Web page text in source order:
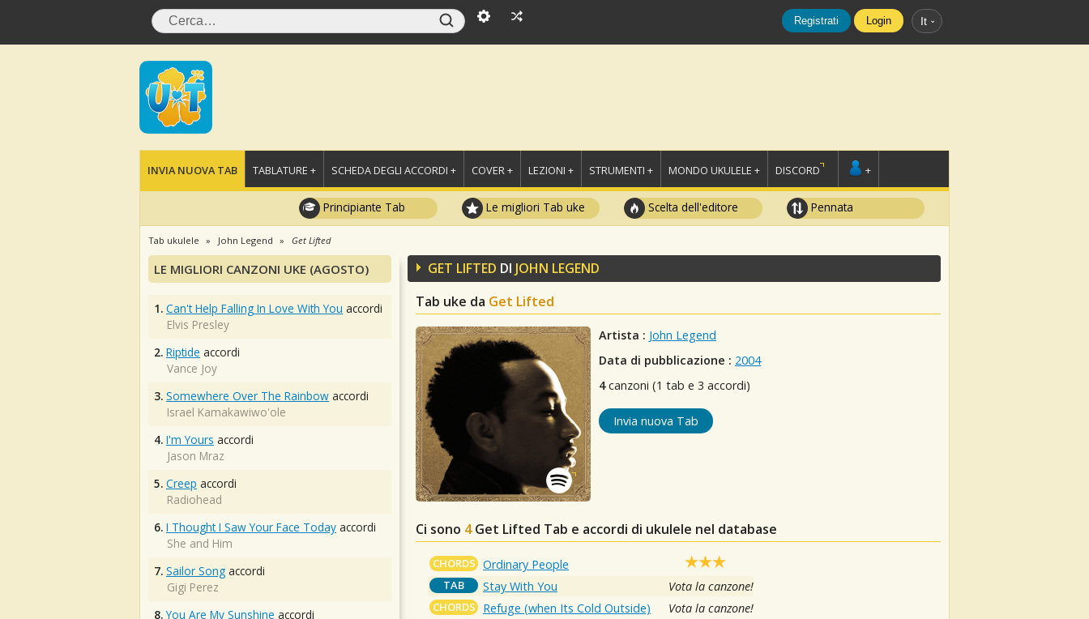
Registrati Login It
INVIA NUOVA TAB TABLATURE + SCHEDA DEGLI ACCORDI + COVER + LEZIONI + STRUMENTI + MONDO UKULELE + DISCORD +
Principiante Tab Le migliori Tab uke Scelta dell'editore Pennata
Tab ukulele John Legend Get Lifted
GET LIFTED DI JOHN LEGEND
Tab uke da Get Lifted
Artista : John Legend
Data di pubblicazione : 2004
4canzoni (1 tab e 3 accordi)
Invia nuova Tab
Ci sono 4 Get Lifted Tab e accordi di ukulele nel database
CHORDS Ordinary People
TAB Stay With You Vota la canzone!
CHORDS Refuge (when Its Cold Outside) Vota la canzone!
LE MIGLIORI CANZONI UKE (AGOSTO)
1. Can't Help Falling In Love With You accordi
Elvis Presley
2. Riptide accordi
Vance Joy
3. Somewhere Over The Rainbow accordi
Israel Kamakawiwo'ole
4. I'm Yours accordi
Jason Mraz
5. Creep accordi
Radiohead
6. I Thought I Saw Your Face Today accordi
She and Him
7. Sailor Song accordi
Gigi Perez
8. You Are My Sunshine accordi